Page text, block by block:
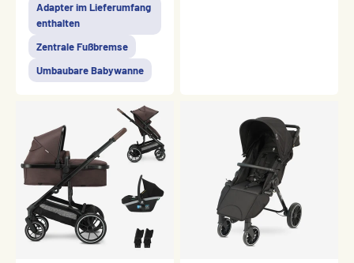
Adapter im Lieferumfang
enthalten
Zentrale Fußbremse
Umbaubare Babywanne